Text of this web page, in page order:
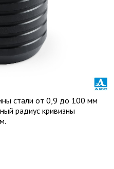
стали от 0,9 до 100 мм
радиус кривизны